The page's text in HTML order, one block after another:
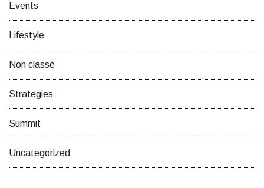
Events
Lifestyle
Non classé
Strategies
Summit
Uncategorized